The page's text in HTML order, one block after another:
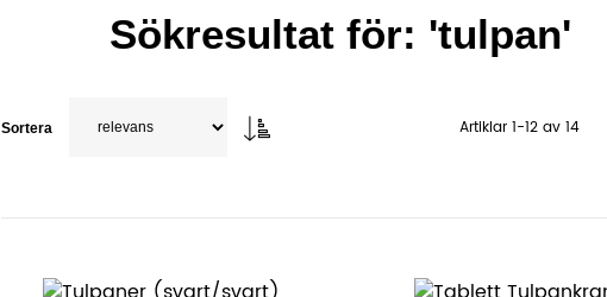
Sökresultat för: 'tulpan'
Sortera Artiklar 1-12av 14